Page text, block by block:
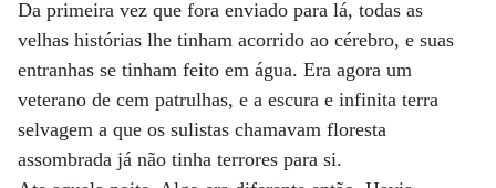
Da primeira vez que fora enviado para lá, todas as
velhas histórias lhe tinham acorrido ao cérebro, e suas
entranhas se tinham feito em água. Era agora um
veterano de cem patrulhas, e a escura e infinita terra
selvagem a que os sulistas chamavam floresta
assombrada já não tinha terrores para si.